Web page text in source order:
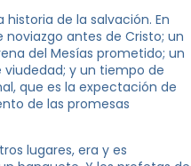
de la salvación. En
antes de Cristo; un
del Mesías prometido; un
y un tiempo de
que es la expectación de
de las promesas
lugares, era y es